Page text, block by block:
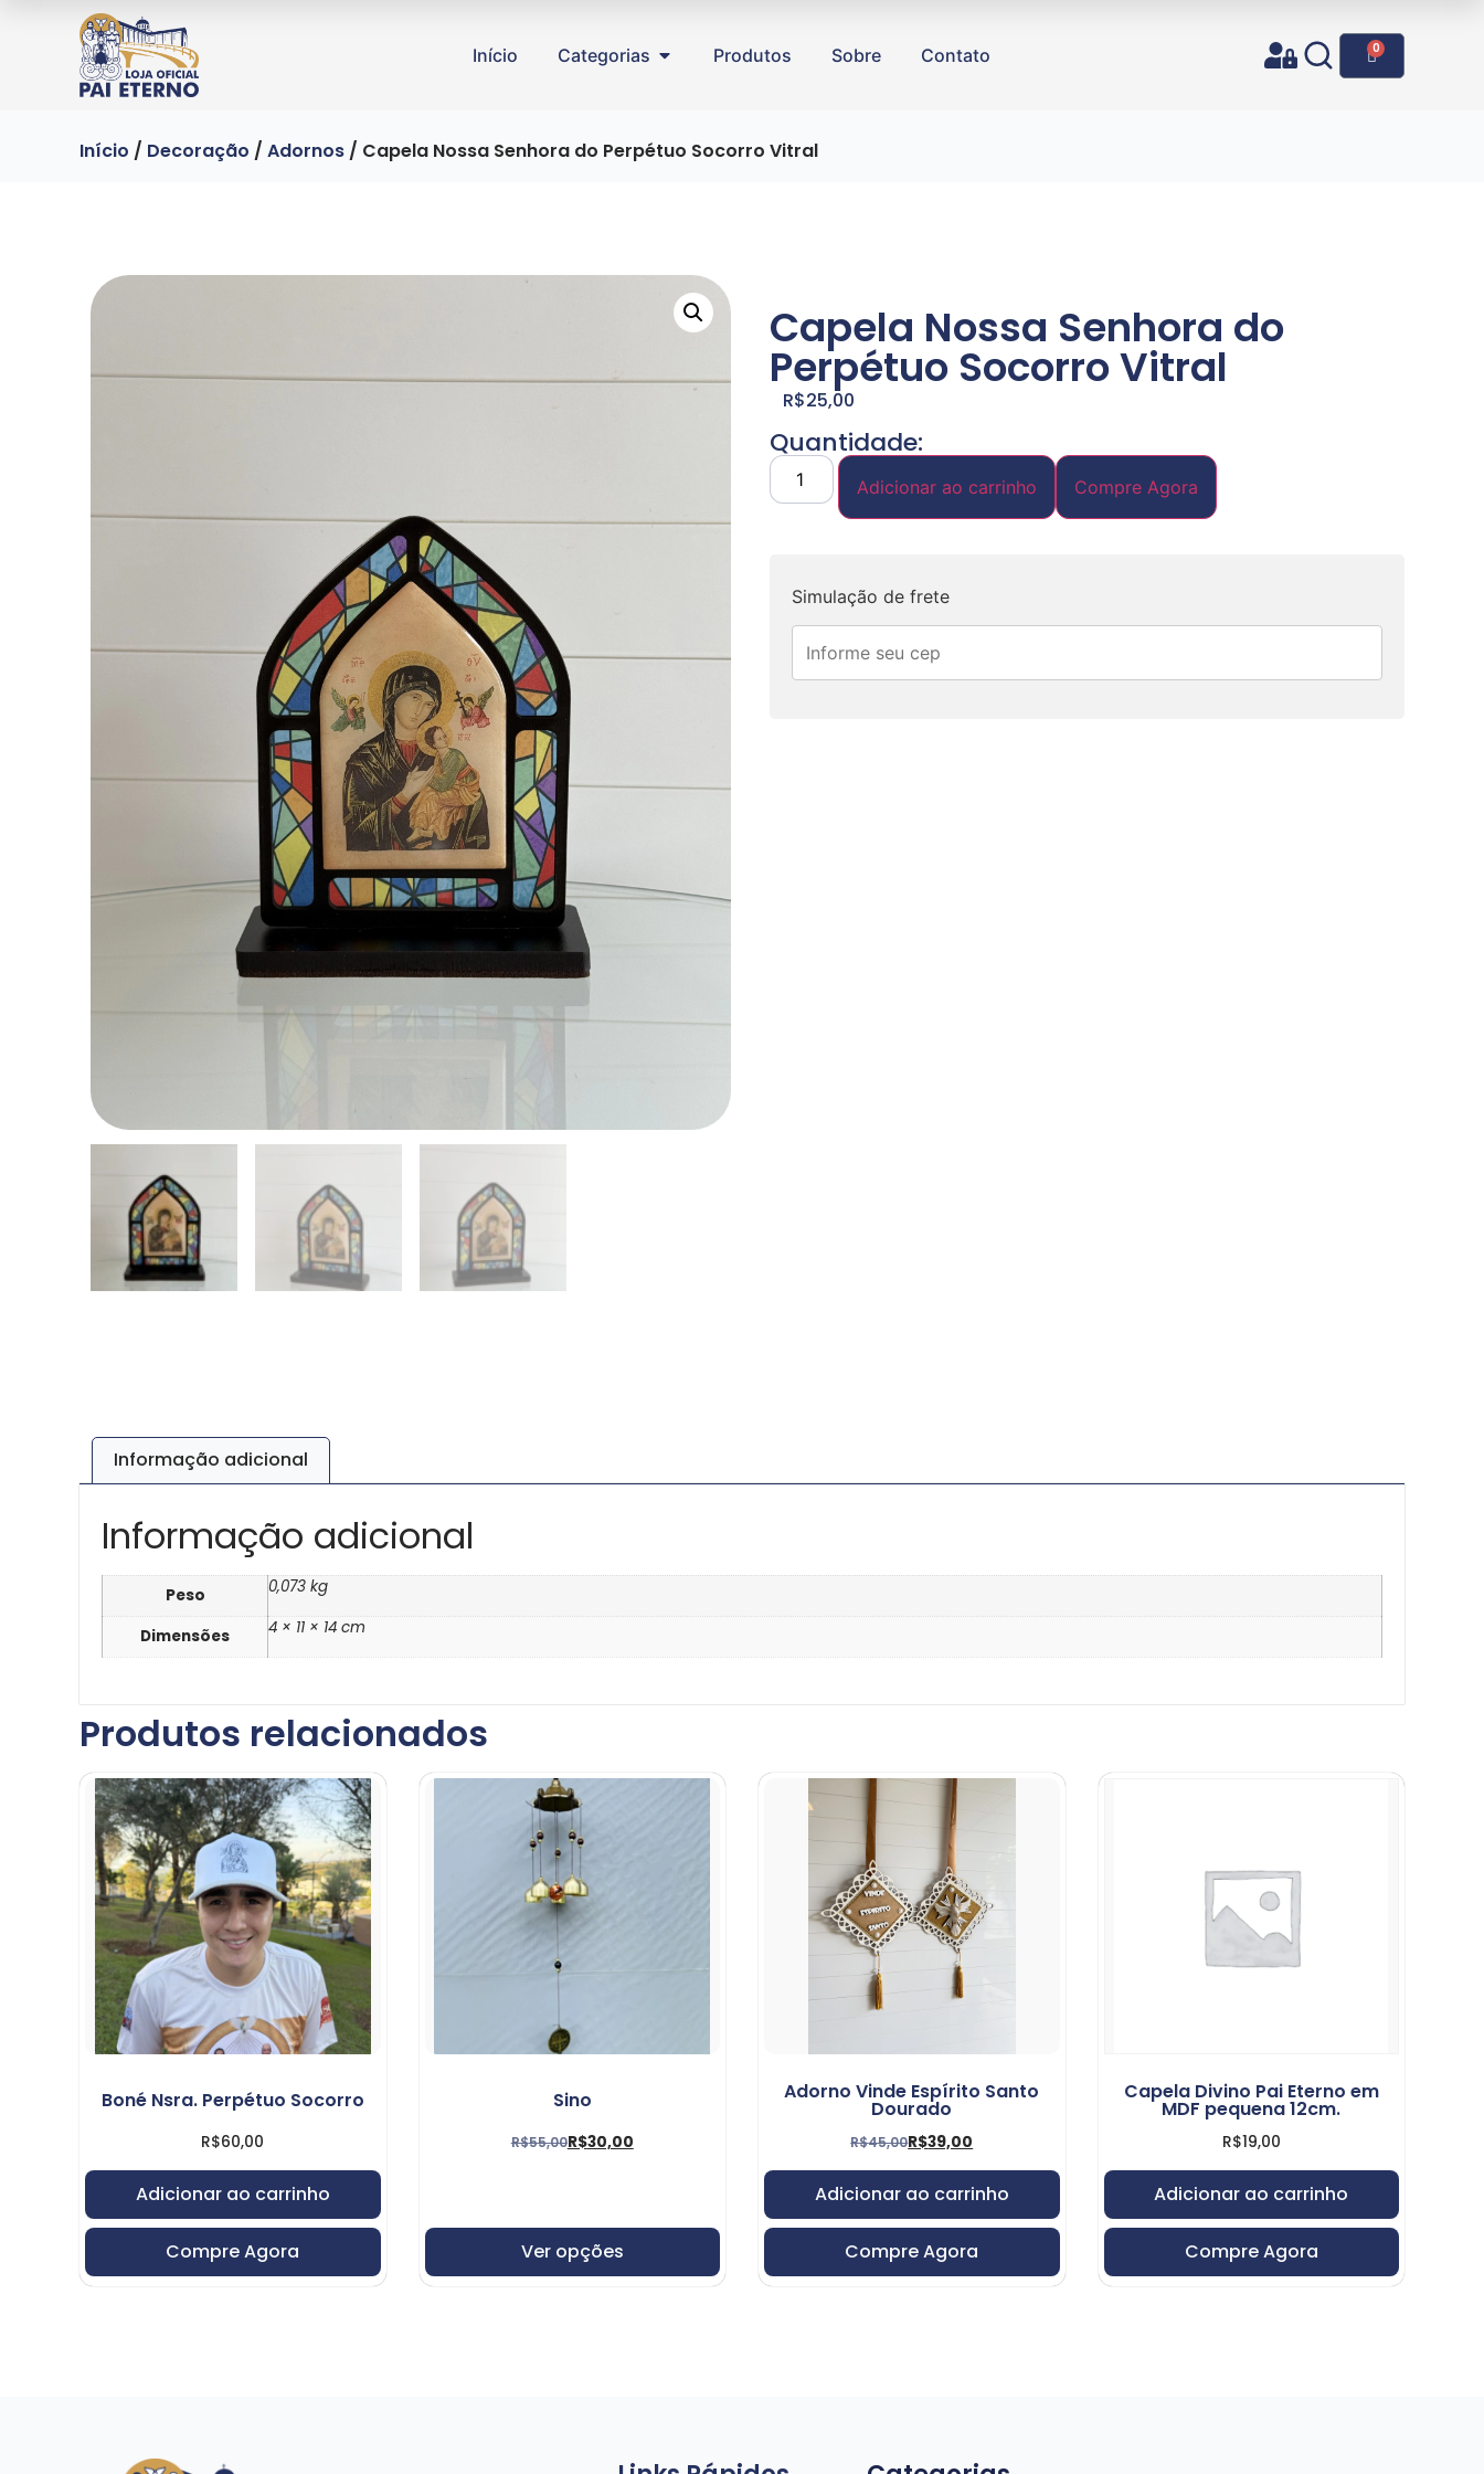
0
Início Categorias Produtos Sobre Contato
Início / Decoração / Adornos / Capela Nossa Senhora do Perpétuo Socorro Vitral
Capela Nossa Senhora do
Perpétuo Socorro Vitral
R$25,00
Quantidade:
Adicionar ao carrinho Compre Agora
Simulação de frete
Informação adicional
Informação adicional
Peso 0,073 kg
Dimensões 4 × 11 × 14 cm
Produtos relacionados
Boné Nsra. Perpétuo Socorro
R$60,00
Adicionar ao carrinho
Compre Agora
Sino
R$55,00R$30,00
Ver opções
Adorno Vinde Espírito Santo
Dourado
R$45,00R$39,00
Adicionar ao carrinho
Compre Agora
Capela Divino Pai Eterno em
MDF pequena 12cm.
R$19,00
Adicionar ao carrinho
Compre Agora